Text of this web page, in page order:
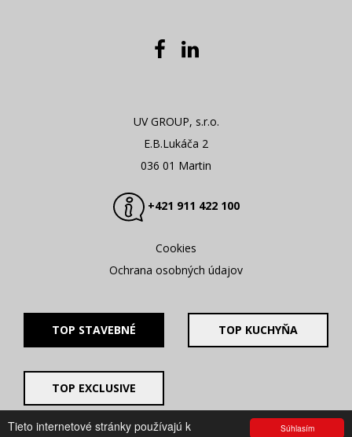
Súhlasím
Tieto internetové stránky používajú k
UV GROUP, s.r.o.
E.B.Lukáča 2
036 01 Martin
+421 911 422 100
Cookies
Ochrana osobných údajov
TOP STAVEBNÉ TOP KUCHYŇA
TOP EXCLUSIVE